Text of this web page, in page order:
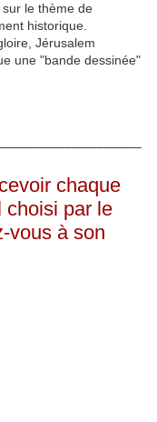
le thème de
historique.
Jérusalem
une "bande dessinée"
chaque
choisi par le
vous à son